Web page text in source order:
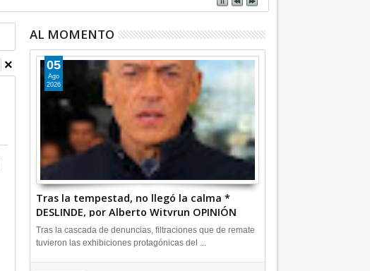
AL MOMENTO
Tras la tempestad, no llegó la calma *
DESLINDE, por Alberto Witvrun OPINIÓN
05
Ago
2026
Tras la cascada de denuncias, filtraciones que de remate
tuvieron las exhibiciones protagónicas del ...